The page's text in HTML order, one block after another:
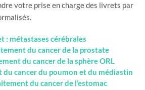
votre prise en charge des livrets par
: métastases cérébrales
du cancer de la prostate
du cancer de la sphère ORL
cancer du poumon et du médiastin
du cancer de l’estomac